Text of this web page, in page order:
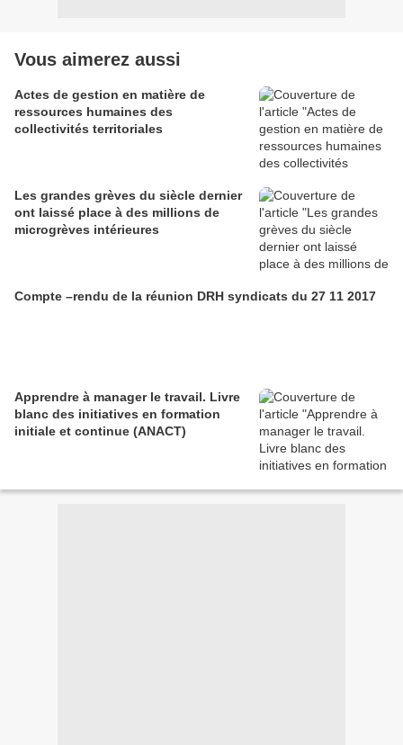
Vous aimerez aussi
Actes de gestion en matière de
ressources humaines des
collectivités territoriales
Les grandes grèves du siècle dernier
ont laissé place à des millions de
microgrèves intérieures
Compte –rendu de la réunion DRH syndicats du 27 11 2017
Apprendre à manager le travail. Livre
blanc des initiatives en formation
initiale et continue (ANACT)